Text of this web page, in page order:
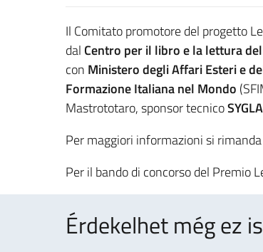
Il Comitato promotore del progetto
dal Centro per il libro e la lettura
con Ministero degli Affari Esteri e
Formazione Italiana nel Mondo
Mastrototaro, sponsor tecnicoSYGLA
Per maggiori informazioni si
Per il bando di concorso del Premio
Érdekelhet még ez